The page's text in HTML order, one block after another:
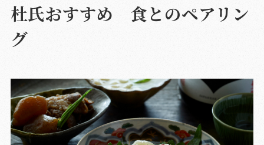
杜氏おすすめ 食とのペアリン
グ